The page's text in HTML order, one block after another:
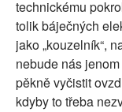
technickému
tolik báječných
jako „kouzelník“,
nebude nás
pěkně vyčistit
kdyby to třeba